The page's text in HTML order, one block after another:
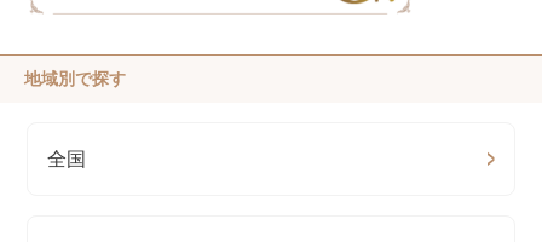
地域別で探す
全国